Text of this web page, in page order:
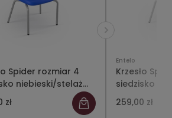
Spider rozmiar 4
niebieski/stelaż
zł
Entelo
Krzesło
siedzisko
szary
259,00 zł